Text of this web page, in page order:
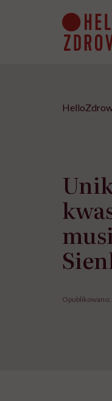
Opublikowano: